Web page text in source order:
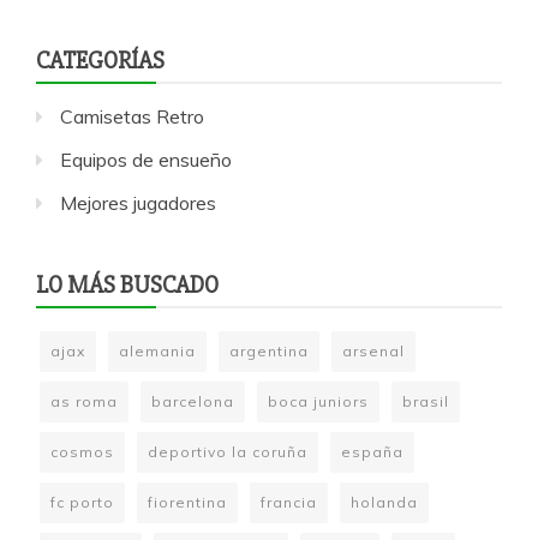
CATEGORÍAS
Camisetas Retro
Equipos de ensueño
Mejores jugadores
LO MÁS BUSCADO
ajax alemania argentina arsenal
as roma barcelona boca juniors brasil
cosmos deportivo la coruña españa
fc porto fiorentina francia holanda